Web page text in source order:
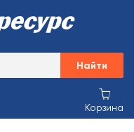
Найти
Корзина